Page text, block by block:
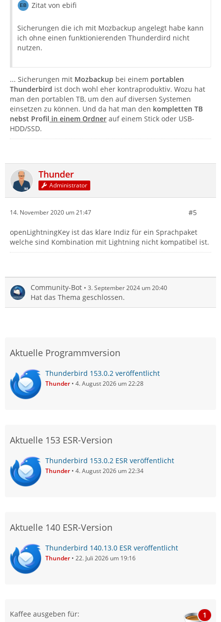
Zitat von ebifi
Sicherungen die ich mit Mozbackup angelegt habe kann
ich ohne einen funktionierenden Thunderdird nicht
nutzen.
... Sicherungen mit Mozbackup bei einem portablen
Thunderbird ist doch wohl eher kontraproduktiv. Wozu hat
man den portablen TB, um den auf diversen Systemen
einsetzen zu können. Und da hat man den kompletten TB
nebst Profil in einem Ordner auf einem Stick oder USB-
HDD/SSD.
Thunder
Administrator
14. November 2020 um 21:47 #5
openLightningKey ist das klare Indiz für ein Sprachpaket
welche sind Kombination mit Lightning nicht kompatibel ist.
Community-Bot 3. September 2024 um 20:40
Hat das Thema geschlossen.
Aktuelle Programmversion
Thunderbird 153.0.2 veröffentlicht
Thunder 4. August 2026 um 22:28
Aktuelle 153 ESR-Version
Thunderbird 153.0.2 ESR veröffentlicht
Thunder 4. August 2026 um 22:34
Aktuelle 140 ESR-Version
Thunderbird 140.13.0 ESR veröffentlicht
Thunder 22. Juli 2026 um 19:16
Kaffee ausgeben für: 1